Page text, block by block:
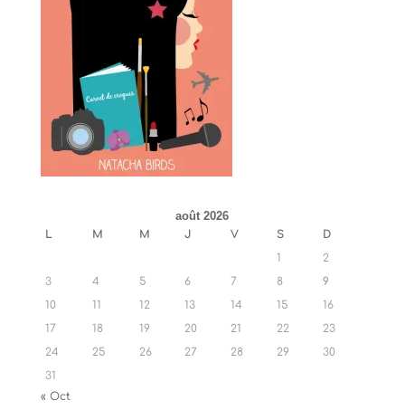
août 2026
L M M J V S
D
1
2
3
4 5 6 7 8
9
10
11 12 13 14 15
16
17
18 19 20 21 22
23
24
25 26 27 28 29
30
31
« Oct